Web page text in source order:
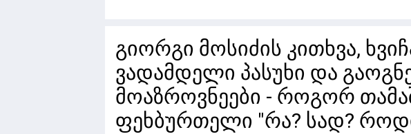
გიორგი მოსიძის კითხვა,
ვადამდელი პასუხი და
მოაზროვნეები - როგორ
ფეხბურთელი "რა? სად?